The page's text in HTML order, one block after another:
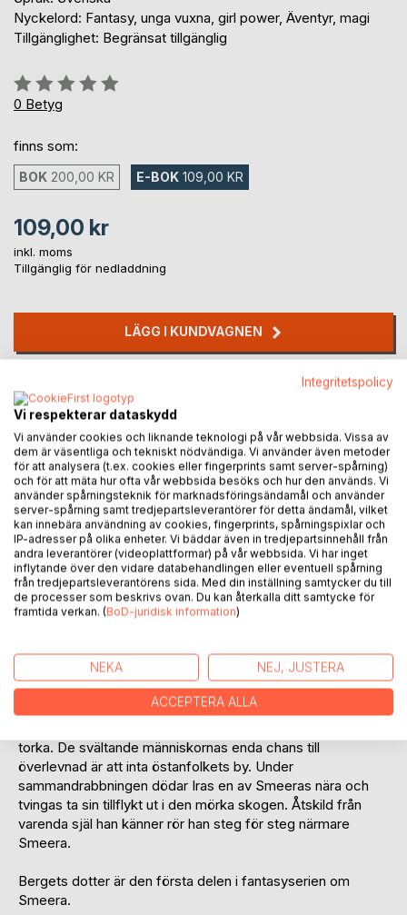
Nyckelord: Fantasy, unga vuxna, girl power, Äventyr, magi
Tillgänglighet: Begränsat tillgänglig
Betyg::
0%
0 Betyg
finns som:
BOK 200,00 KR E-BOK 109,00 KR
109,00 kr
inkl. moms
Tillgänglig för nedladdning
LÄGG I KUNDVAGNEN
Recensera titel
BESKRIVNING
Smeera, en ung kvinna av östanfolket, växer upp som
arvtagerska till makten. När hennes by hotas av anfall,
I stället för att göra det hon är bäst på - att strida, måste
hon fly mot sin egen vilja. Ensam och under täckmantel ger
hon sig av in i skogsfolkets rike.
torka. De svältande människornas enda chans till
överlevnad är att inta östanfolkets by. Under
sammandrabbningen dödar Iras en av Smeeras nära och
tvingas ta sin tillflykt ut i den mörka skogen. Åtskild från
varenda själ han känner rör han steg för steg närmare
Smeera.
Bergets dotter är den första delen i fantasyserien om
Smeera.
Integritetspolicy
Vi respekterar dataskydd
Vi använder cookies och liknande teknologi på vår webbsida. Vissa av
dem är väsentliga och tekniskt nödvändiga. Vi använder även metoder
för att analysera (t.ex. cookies eller fingerprints samt server-spårning)
och för att mäta hur ofta vår webbsida besöks och hur den används. Vi
använder spårningsteknik för marknadsföringsändamål och använder
server-spårning samt tredjepartsleverantörer för detta ändamål, vilket
kan innebära användning av cookies, fingerprints, spårningspixlar och
IP-adresser på olika enheter. Vi bäddar även in tredjepartsinnehåll från
andra leverantörer (videoplattformar) på vår webbsida. Vi har inget
inflytande över den vidare databehandlingen eller eventuell spårning
från tredjepartsleverantörens sida. Med din inställning samtycker du till
de processer som beskrivs ovan. Du kan återkalla ditt samtycke för
framtida verkan. (BoD-juridisk information)
NEKA NEJ, JUSTERA
ACCEPTERA ALLA